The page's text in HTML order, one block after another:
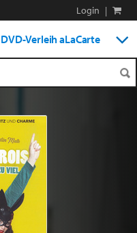
Login |
DVD-Verleih aLaCarte
Blog